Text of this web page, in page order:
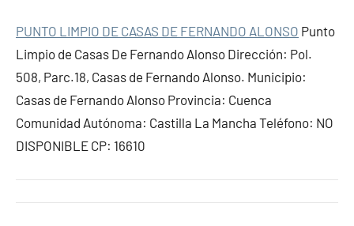
PUNTO LIMPIO DE CASAS DE FERNANDO ALONSO Punto
Limpio de Casas De Fernando Alonso Dirección: Pol.
508, Parc.18, Casas de Fernando Alonso. Municipio:
Casas de Fernando Alonso Provincia: Cuenca
Comunidad Autónoma: Castilla La Mancha Teléfono: NO
DISPONIBLE CP: 16610